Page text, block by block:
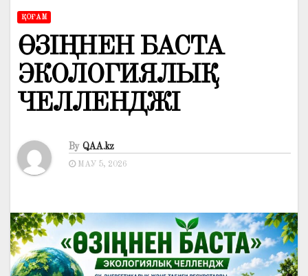
ҚОҒАМ
ӨЗІҢНЕН БАСТА
ЭКОЛОГИЯЛЫҚ
ЧЕЛЛЕНДЖІ
By QAA.kz
МАУ 5, 2026